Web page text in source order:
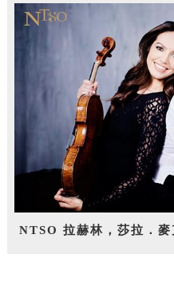
NTSO 拉赫林，莎拉．